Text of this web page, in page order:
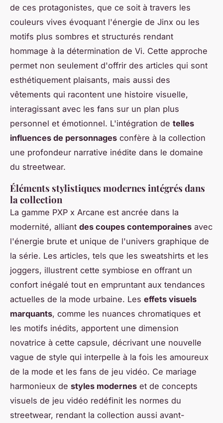
de ces protagonistes, que ce soit à travers les
couleurs vives évoquant l'énergie de Jinx ou les
motifs plus sombres et structurés rendant
hommage à la détermination de Vi. Cette approche
permet non seulement d'offrir des articles qui sont
esthétiquement plaisants, mais aussi des
vêtements qui racontent une histoire visuelle,
interagissant avec les fans sur un plan plus
personnel et émotionnel. L'intégration de telles
influences de personnages confère à la collection
une profondeur narrative inédite dans le domaine
du streetwear.
Éléments stylistiques modernes intégrés dans
la collection
La gamme PXP x Arcane est ancrée dans la
modernité, alliant des coupes contemporaines avec
l'énergie brute et unique de l'univers graphique de
la série. Les articles, tels que les sweatshirts et les
joggers, illustrent cette symbiose en offrant un
confort inégalé tout en empruntant aux tendances
actuelles de la mode urbaine. Les effets visuels
marquants, comme les nuances chromatiques et
les motifs inédits, apportent une dimension
novatrice à cette capsule, décrivant une nouvelle
vague de style qui interpelle à la fois les amoureux
de la mode et les fans de jeu vidéo. Ce mariage
harmonieux de styles modernes et de concepts
visuels de jeu vidéo redéfinit les normes du
streetwear, rendant la collection aussi avant-